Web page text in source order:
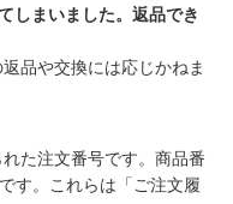
しまいました。返品でき
品や交換には応じかねま
た注文番号です。商品番
す。これらは「ご注文履